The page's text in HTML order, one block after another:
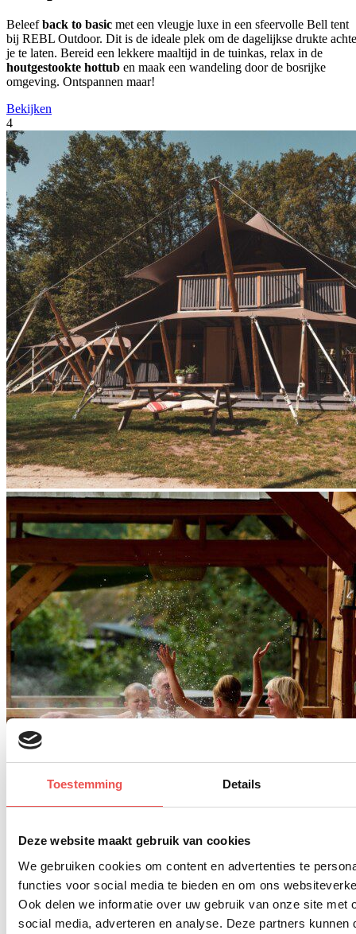
Toestemming Details
Deze website maakt gebruik van cookies
We gebruiken cookies om content en advertenties te
functies voor social media te bieden en om ons
Ook delen we informatie over uw gebruik van onze site met
social media, adverteren en analyse. Deze partners kunnen
Beleefback to basic met een vleugje luxe in een sfeervolle Bell tent
bij REBL Outdoor. Dit is de ideale plek om de dagelijkse drukte
je te laten. Bereid een lekkere maaltijd in de tuinkas, relax in de
houtgestookte hottub en maak een wandeling door de bosrijke
omgeving. Ontspannen maar!
Bekijken
4